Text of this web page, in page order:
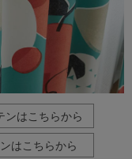
り、対象地域や
ざいます。
が、何卒ご理解賜
業期間中のご注文
なります。
ら
ンはこちらから
はこちらから